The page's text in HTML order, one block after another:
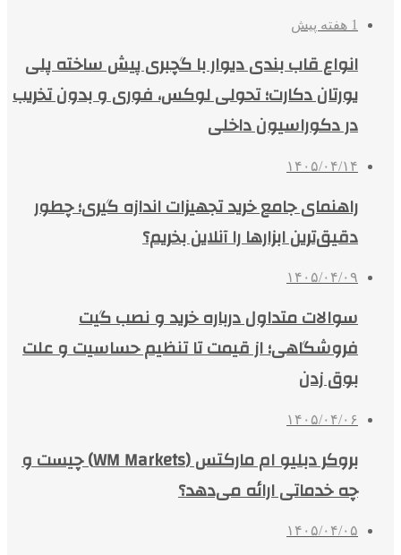
1 هفته پیش
انواع قاب بندی دیوار با گچبری پیش ساخته پلی
یورتان دکارت؛ تحولی لوکس، فوری و بدون تخریب
در دکوراسیون داخلی
۱۴۰۵/۰۴/۱۴
راهنمای جامع خرید تجهیزات اندازه گیری؛ چطور
دقیق‌ترین ابزارها را آنلاین بخریم؟
۱۴۰۵/۰۴/۰۹
سوالات متداول درباره خرید و نصب گیت
فروشگاهی؛ از قیمت تا تنظیم حساسیت و علت
بوق زدن
۱۴۰۵/۰۴/۰۶
بروکر دبلیو ام مارکتس (WM Markets) چیست و
چه خدماتی ارائه می‌دهد؟
۱۴۰۵/۰۴/۰۵